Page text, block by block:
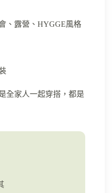
、露營、HYGGE風格
全家人一起穿搭，都是